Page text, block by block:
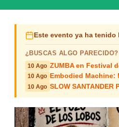
Este evento ya ha tenido
¿BUSCAS ALGO PARECIDO?
10 Ago ZUMBA en Festival
10 Ago Embodied Machine:
10 Ago SLOW